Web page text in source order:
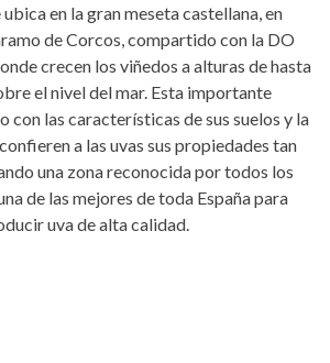
en la gran meseta castellana, en
de Corcos, compartido con la DO
crecen los viñedos a alturas de hasta
el nivel del mar. Esta importante
con las características de sus suelos y la
a las uvas sus propiedades tan
una zona reconocida por todos los
de las mejores de toda España para
uva de alta calidad.